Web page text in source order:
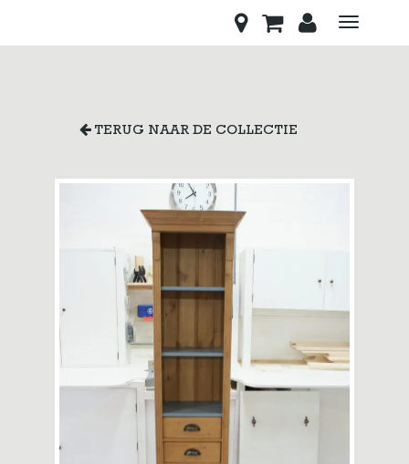
Toggle
TERUG NAAR DE COLLECTIE